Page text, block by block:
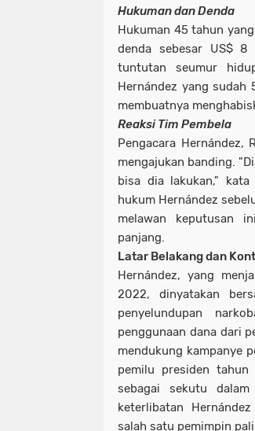
Hukuman dan Denda
Hukuman 45 tahun
denda sebesar US$
tuntutan seumur
Hernández yang sudah
membuatnya
Reaksi Tim Pembela
Pengacara Hernández,
mengajukan banding.
bisa dia lakukan,"
hukum Hernández
melawan keputusan
panjang.
Latar Belakang dan
Hernández, yang
2022, dinyatakan
penyelundupan
penggunaan dana dari
mendukung kampanye
pemilu presiden tahun
sebagai sekutu
keterlibatan
salah satu pemimpin